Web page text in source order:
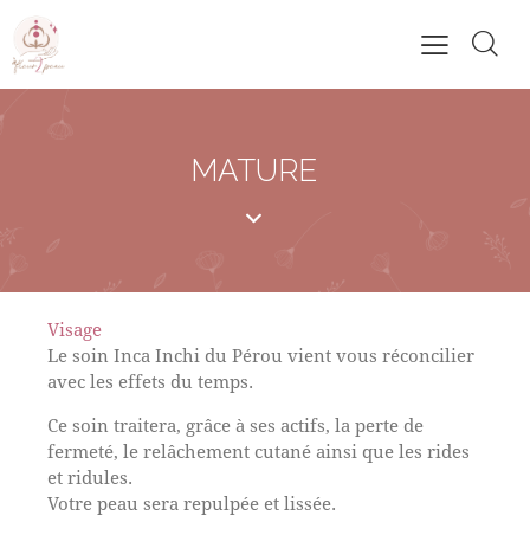
MATURE
Visage
Le soin Inca Inchi du Pérou vient vous réconcilier
avec les effets du temps.
Ce soin traitera, grâce à ses actifs, la perte de
fermeté, le relâchement cutané ainsi que les rides
et ridules.
Votre peau sera repulpée et lissée.